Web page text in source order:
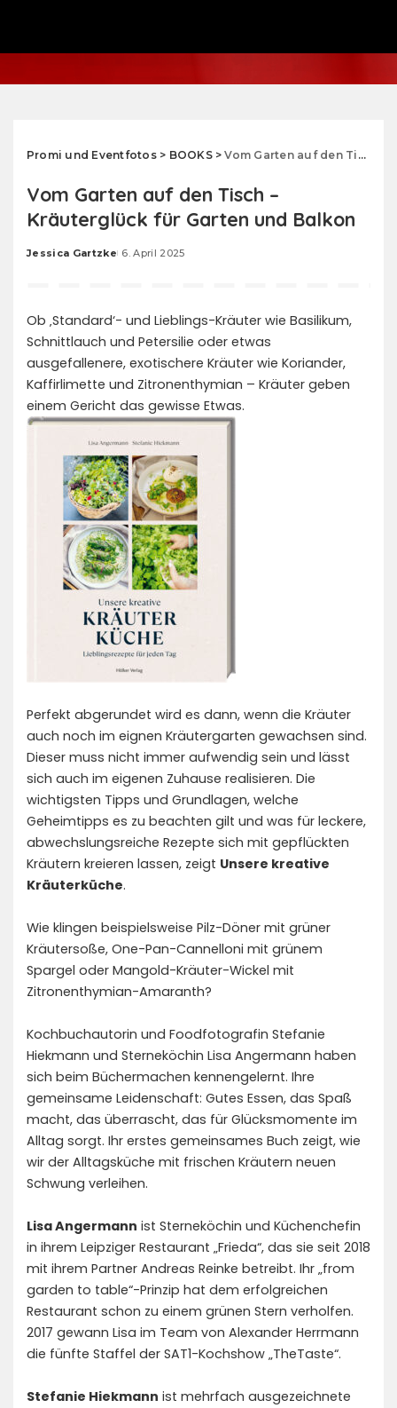
Promi und Eventfotos> BOOKS>Vom Garten auf den Tisch – Kräuterglück für Garten und Balkon
Vom Garten auf den Tisch –
Kräuterglück für Garten und Balkon
Posted
Jessica Gartzke 6. April 2025
Ob ‚Standard‘- und Lieblings-Kräuter wie Basilikum,
Schnittlauch und Petersilie oder etwas
ausgefallenere, exotischere Kräuter wie Koriander,
Kaffirlimette und Zitronenthymian – Kräuter geben
einem Gericht das gewisse Etwas.
Perfekt abgerundet wird es dann, wenn die Kräuter
auch noch im eignen Kräutergarten gewachsen sind.
Dieser muss nicht immer aufwendig sein und lässt
sich auch im eigenen Zuhause realisieren. Die
wichtigsten Tipps und Grundlagen, welche
Geheimtipps es zu beachten gilt und was für leckere,
abwechslungsreiche Rezepte sich mit gepflückten
Kräutern kreieren lassen, zeigt Unsere kreative
Kräuterküche.
Wie klingen beispielsweise Pilz-Döner mit grüner
Kräutersoße, One-Pan-Cannelloni mit grünem
Spargel oder Mangold-Kräuter-Wickel mit
Zitronenthymian-Amaranth?
Kochbuchautorin und Foodfotografin Stefanie
Hiekmann und Sterneköchin Lisa Angermann haben
sich beim Büchermachen kennengelernt. Ihre
gemeinsame Leidenschaft: Gutes Essen, das Spaß
macht, das überrascht, das für Glücksmomente im
Alltag sorgt. Ihr erstes gemeinsames Buch zeigt, wie
wir der Alltagsküche mit frischen Kräutern neuen
Schwung verleihen.
Lisa Angermann ist Sterneköchin und Küchenchefin
in ihrem Leipziger Restaurant „Frieda“, das sie seit 2018
mit ihrem Partner Andreas Reinke betreibt. Ihr „from
garden to table“-Prinzip hat dem erfolgreichen
Restaurant schon zu einem grünen Stern verholfen.
2017 gewann Lisa im Team von Alexander Herrmann
die fünfte Staffel der SAT1-Kochshow „TheTaste“.
Stefanie Hiekmann ist mehrfach ausgezeichnete